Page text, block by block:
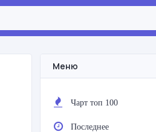
Меню
Чарт топ 100
Последнее